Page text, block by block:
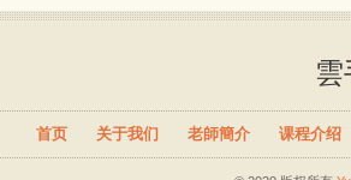
首页 关于我们 老師簡介 课程介绍